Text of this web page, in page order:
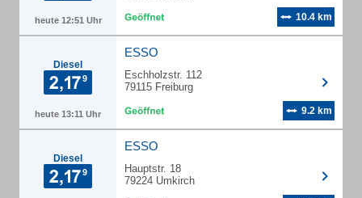
heute 12:51 Uhr 10.4 km
Diesel
heute 13:11 Uhr
ESSO
Eschholzstr. 112
79115 Freiburg
9.2 km
Diesel
ESSO
Hauptstr. 18
79224 Umkirch